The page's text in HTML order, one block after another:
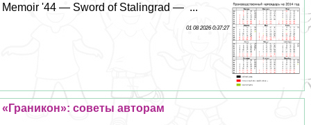
Memoir '44 — Sword of Stalingrad — ...
01 08 2026 0:37:27
«Граникон»: советы авторам